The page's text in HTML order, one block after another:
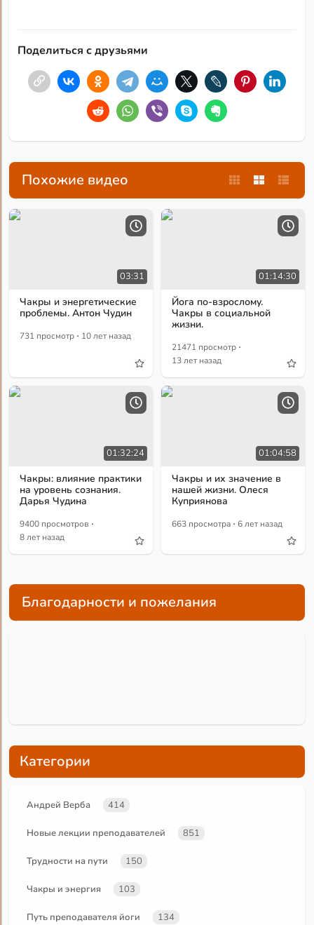
Поделиться с друзьями
Похожие видео
03:31
Чакры и энергетические
проблемы. Антон Чудин
731 просмотр · 10 лет назад
01:14:30
Йога по-взрослому.
Чакры в социальной
жизни.
21471 просмотр ·
13 лет назад
01:32:24
Чакры: влияние практики
на уровень сознания.
Дарья Чудина
9400 просмотров ·
8 лет назад
01:04:58
Чакры и их значение в
нашей жизни. Олеся
Куприянова
663 просмотра · 6 лет назад
Благодарности и пожелания
Категории
Андрей Верба 414
Новые лекции преподавателей 851
Трудности на пути 150
Чакры и энергия 103
Путь преподавателя йоги 134